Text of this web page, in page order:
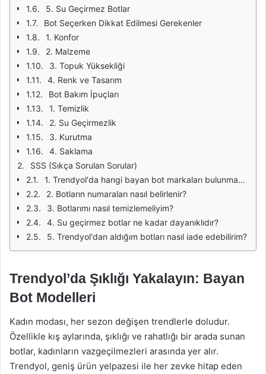
5. Su Geçirmez Botlar
Bot Seçerken Dikkat Edilmesi Gerekenler
1. Konfor
2. Malzeme
3. Topuk Yüksekliği
4. Renk ve Tasarım
Bot Bakım İpuçları
1. Temizlik
2. Su Geçirmezlik
3. Kurutma
4. Saklama
SSS (Sıkça Sorulan Sorular)
1. Trendyol'da hangi bayan bot markaları bulunmaktadır?
2. Botların numaraları nasıl belirlenir?
3. Botlarımı nasıl temizlemeliyim?
4. Su geçirmez botlar ne kadar dayanıklıdır?
5. Trendyol'dan aldığım botları nasıl iade edebilirim?
Trendyol’da Şıklığı Yakalayın: Bayan
Bot Modelleri
Kadın modası, her sezon değişen trendlerle doludur.
Özellikle kış aylarında, şıklığı ve rahatlığı bir arada sunan
botlar, kadınların vazgeçilmezleri arasında yer alır.
Trendyol, geniş ürün yelpazesi ile her zevke hitap eden